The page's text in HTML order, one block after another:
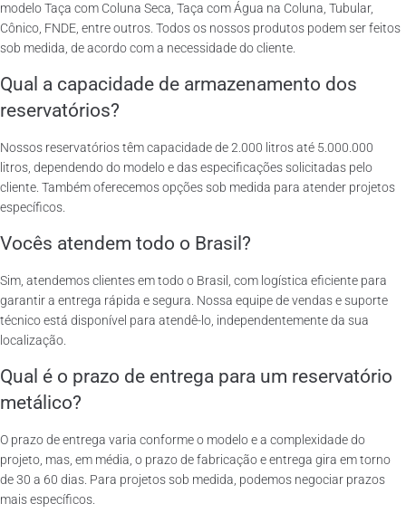
modelo Taça com Coluna Seca, Taça com Água na Coluna, Tubular,
Cônico, FNDE, entre outros. Todos os nossos produtos podem ser feitos
sob medida, de acordo com a necessidade do cliente.
Qual a capacidade de armazenamento dos
reservatórios?
Nossos reservatórios têm capacidade de 2.000 litros até 5.000.000
litros, dependendo do modelo e das especificações solicitadas pelo
cliente. Também oferecemos opções sob medida para atender projetos
específicos.
Vocês atendem todo o Brasil?
Sim, atendemos clientes em todo o Brasil, com logística eficiente para
garantir a entrega rápida e segura. Nossa equipe de vendas e suporte
técnico está disponível para atendê-lo, independentemente da sua
localização.
Qual é o prazo de entrega para um reservatório
metálico?
O prazo de entrega varia conforme o modelo e a complexidade do
projeto, mas, em média, o prazo de fabricação e entrega gira em torno
de 30 a 60 dias. Para projetos sob medida, podemos negociar prazos
mais específicos.